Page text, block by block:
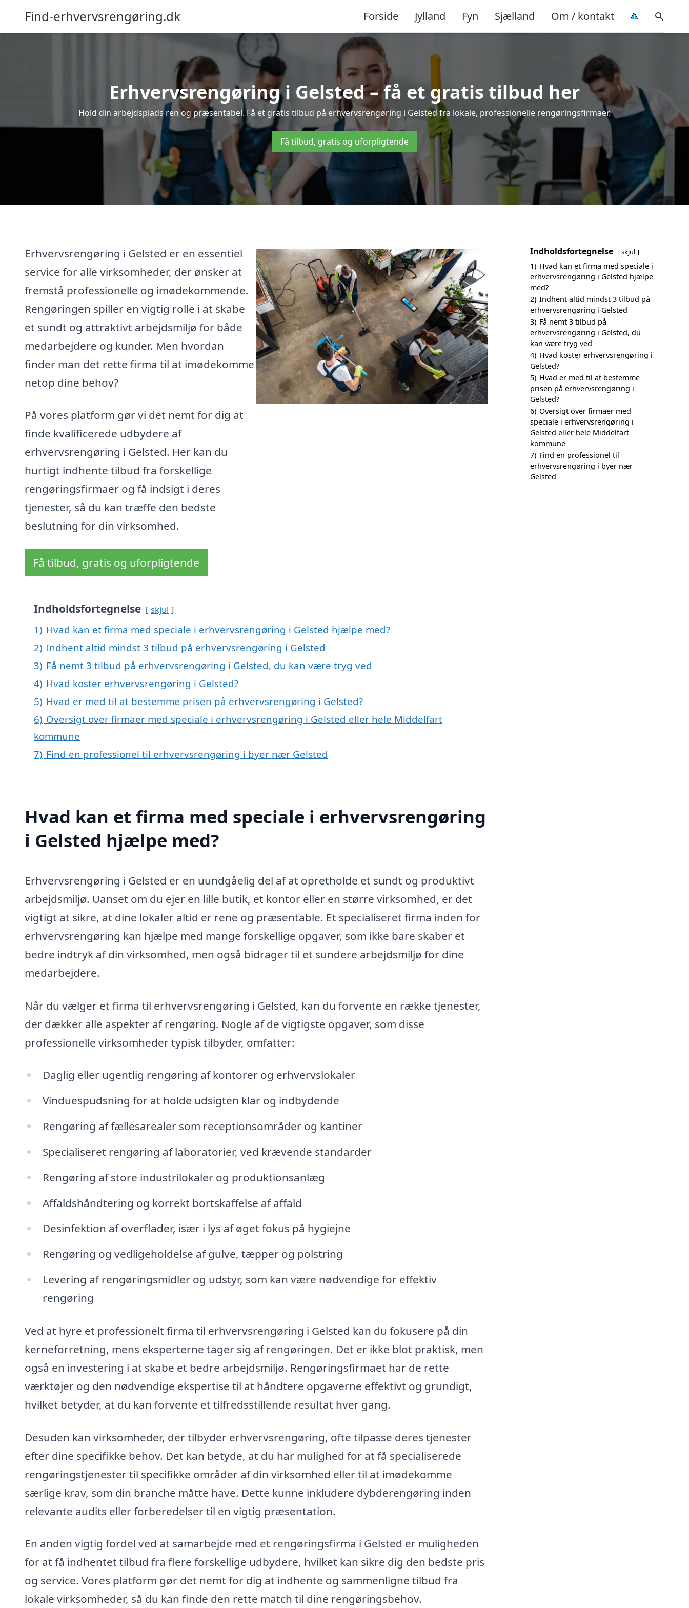
Find-erhvervsrengøring.dk Forside Jylland Fyn Sjælland Om / kontakt
Erhvervsrengøring i Gelsted – få et gratis tilbud her
Hold din arbejdsplads ren og præsentabel. Få et gratis tilbud på erhvervsrengøring i Gelsted fra lokale, professionelle rengøringsfirmaer.
Få tilbud, gratis og uforpligtende
Erhvervsrengøring i Gelsted er en essentiel
service for alle virksomheder, der ønsker at
fremstå professionelle og imødekommende.
Rengøringen spiller en vigtig rolle i at skabe
et sundt og attraktivt arbejdsmiljø for både
medarbejdere og kunder. Men hvordan
finder man det rette firma til at imødekomme
netop dine behov?
På vores platform gør vi det nemt for dig at
finde kvalificerede udbydere af
erhvervsrengøring i Gelsted. Her kan du
hurtigt indhente tilbud fra forskellige
rengøringsfirmaer og få indsigt i deres
tjenester, så du kan træffe den bedste
beslutning for din virksomhed.
Få tilbud, gratis og uforpligtende
Indholdsfortegnelse skjul
1) Hvad kan et firma med speciale i erhvervsrengøring i Gelsted hjælpe med?
2) Indhent altid mindst 3 tilbud på erhvervsrengøring i Gelsted
3) Få nemt 3 tilbud på erhvervsrengøring i Gelsted, du kan være tryg ved
4) Hvad koster erhvervsrengøring i Gelsted?
5) Hvad er med til at bestemme prisen på erhvervsrengøring i Gelsted?
6) Oversigt over firmaer med speciale i erhvervsrengøring i Gelsted eller hele Middelfart
kommune
7) Find en professionel til erhvervsrengøring i byer nær Gelsted
Hvad kan et firma med speciale i erhvervsrengøring
i Gelsted hjælpe med?
Erhvervsrengøring i Gelsted er en uundgåelig del af at opretholde et sundt og produktivt
arbejdsmiljø. Uanset om du ejer en lille butik, et kontor eller en større virksomhed, er det
vigtigt at sikre, at dine lokaler altid er rene og præsentable. Et specialiseret firma inden for
erhvervsrengøring kan hjælpe med mange forskellige opgaver, som ikke bare skaber et
bedre indtryk af din virksomhed, men også bidrager til et sundere arbejdsmiljø for dine
medarbejdere.
Når du vælger et firma til erhvervsrengøring i Gelsted, kan du forvente en række tjenester,
der dækker alle aspekter af rengøring. Nogle af de vigtigste opgaver, som disse
professionelle virksomheder typisk tilbyder, omfatter:
Daglig eller ugentlig rengøring af kontorer og erhvervslokaler
Vinduespudsning for at holde udsigten klar og indbydende
Rengøring af fællesarealer som receptionsområder og kantiner
Specialiseret rengøring af laboratorier, ved krævende standarder
Rengøring af store industrilokaler og produktionsanlæg
Affaldshåndtering og korrekt bortskaffelse af affald
Desinfektion af overflader, især i lys af øget fokus på hygiejne
Rengøring og vedligeholdelse af gulve, tæpper og polstring
Levering af rengøringsmidler og udstyr, som kan være nødvendige for effektiv
rengøring
Ved at hyre et professionelt firma til erhvervsrengøring i Gelsted kan du fokusere på din
kerneforretning, mens eksperterne tager sig af rengøringen. Det er ikke blot praktisk, men
også en investering i at skabe et bedre arbejdsmiljø. Rengøringsfirmaet har de rette
værktøjer og den nødvendige ekspertise til at håndtere opgaverne effektivt og grundigt,
hvilket betyder, at du kan forvente et tilfredsstillende resultat hver gang.
Desuden kan virksomheder, der tilbyder erhvervsrengøring, ofte tilpasse deres tjenester
efter dine specifikke behov. Det kan betyde, at du har mulighed for at få specialiserede
rengøringstjenester til specifikke områder af din virksomhed eller til at imødekomme
særlige krav, som din branche måtte have. Dette kunne inkludere dybderengøring inden
relevante audits eller forberedelser til en vigtig præsentation.
En anden vigtig fordel ved at samarbejde med et rengøringsfirma i Gelsted er muligheden
for at få indhentet tilbud fra flere forskellige udbydere, hvilket kan sikre dig den bedste pris
og service. Vores platform gør det nemt for dig at indhente og sammenligne tilbud fra
lokale virksomheder, så du kan finde den rette match til dine rengøringsbehov.
Indholdsfortegnelse skjul
1) Hvad kan et firma med speciale i
erhvervsrengøring i Gelsted hjælpe
med?
2) Indhent altid mindst 3 tilbud på
erhvervsrengøring i Gelsted
3) Få nemt 3 tilbud på
erhvervsrengøring i Gelsted, du
kan være tryg ved
4) Hvad koster erhvervsrengøring i
Gelsted?
5) Hvad er med til at bestemme
prisen på erhvervsrengøring i
Gelsted?
6) Oversigt over firmaer med
speciale i erhvervsrengøring i
Gelsted eller hele Middelfart
kommune
7) Find en professionel til
erhvervsrengøring i byer nær
Gelsted